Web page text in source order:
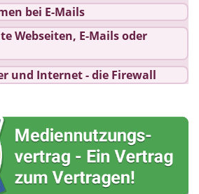
bei E-Mails
Webseiten, E-Mails oder
und Internet - die Firewall